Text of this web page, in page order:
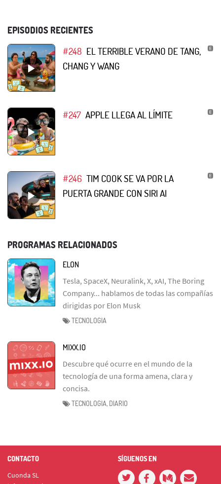
EPISODIOS RECIENTES
#248 EL TERRIBLE VERANO DE TANG,
CHANG Y WANG
#247 APPLE LLEGA AL LÍMITE
#246 TIM COOK SE VA POR LA
PUERTA GRANDE CON SIRI AI
PROGRAMAS RELACIONADOS
ELON
Tesla, SpaceX, Neuralink, X, xAI, The Boring
Company... hablamos de todas las compañías
dirigidas por Elon Musk
TECNOLOGIA
MIXX.IO
Descubre qué ocurre en el mundo de la
tecnología de una forma amena, clara y
concisa.
TECNOLOGIA, DIARIO
CONTACTO
Cuonda SL
SÍGUENOS EN